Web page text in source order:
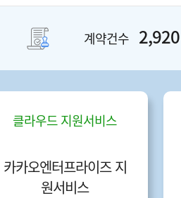
계약건수 2,920
클라우드 지원서비스
카카오엔터프라이즈 지
원서비스